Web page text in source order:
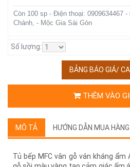
Còn 100 sp - Điện thoại: 0909634467
Chánh, - Mộc Gia Sài Gòn
Số lượng:
BẢNG BÁO GIÁ/
THÊM VÀO
MÔ TẢ HƯỚNG DẪN MUA HÀNG
Tủ bếp MFC vân gỗ ván kháng